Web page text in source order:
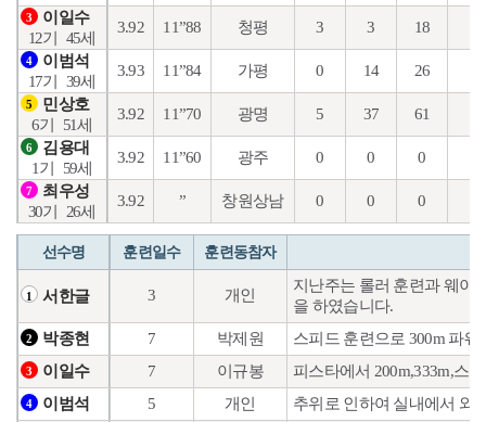
3
이일수
12기
45세
3.92 11”88 청평 3 3 18
4
이범석
17기
39세
3.93 11”84 가평 0 14 26
5
민상호
6기
51세
3.92 11”70 광명 5 37 61
6
김용대
1기
59세
3.92 11”60 광주 0 0 0
7
최우성
30기
26세
3.92 ” 창원상남 0 0 0
선수명 훈련일수 훈련동참자
1 서한글 3 개인
지난주는 롤러 훈련과 웨이
을 하였습니다.
2 박종현 7 박제원 스피드 훈련으로 300m 파
3 이일수 7 이규봉 피스타에서 200m,333m,스
4 이범석 5 개인 추위로 인하여 실내에서 와